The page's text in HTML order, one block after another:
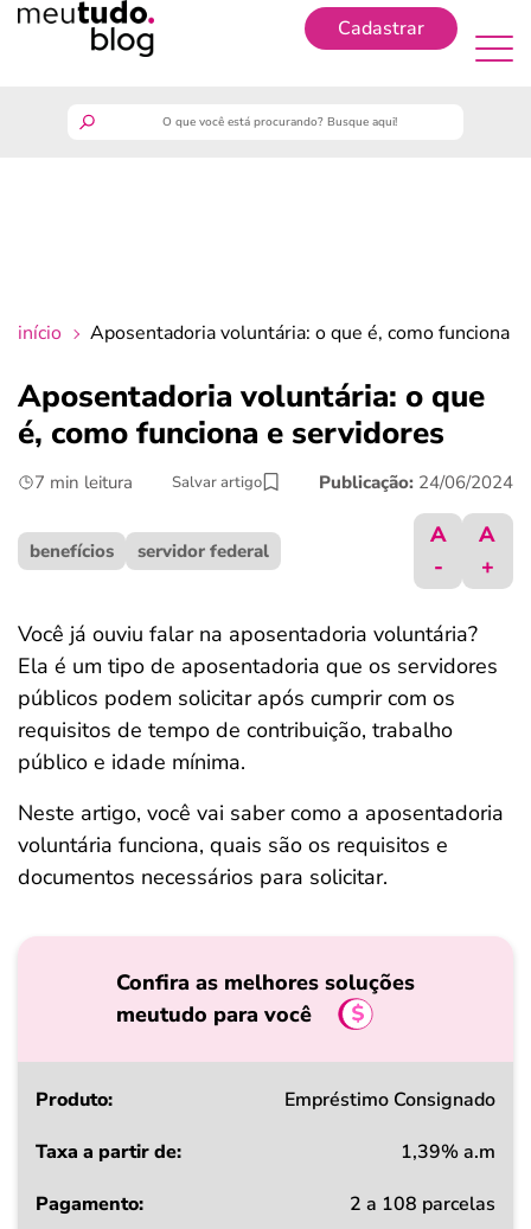
Cadastrar
crédito fácil
últimas notícias
ferramentas
início Aposentadoria voluntária: o que é, como funciona
Aposentadoria voluntária: o que
é, como funciona e servidores
7 min leitura Salvar artigo Publicação: 24/06/2024
benefícios servidor federal
A
-
A
+
Você já ouviu falar na aposentadoria voluntária?
Ela é um tipo de aposentadoria que os servidores
públicos podem solicitar após cumprir com os
requisitos de tempo de contribuição, trabalho
público e idade mínima.
Neste artigo, você vai saber como a aposentadoria
voluntária funciona, quais são os requisitos e
documentos necessários para solicitar.
Confira as melhores soluções
meutudo para você
Produto
a
Empréstimo Consignado
1,39% a.m
2 a 108 parcelas